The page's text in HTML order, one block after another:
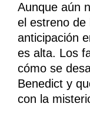
Aunque aún
el estreno de
anticipación
es alta. Los
cómo se
Benedict y
con la